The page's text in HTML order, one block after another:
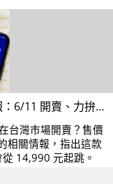
ASUS ZenFone 5Z 台灣上市價格搶先報：6/11 開賣、力拚小米搏 S845 性價比機王！
台灣市場開賣？售價
相關情報，指出這款
14,990 元起跳。